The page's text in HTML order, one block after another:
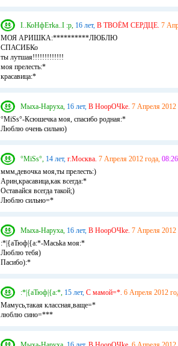
I..КоНфЕтkа..I :p, 16 лет, В ТВОЁМ СЕРДЦЕ. 7
МОЯ АРИШКА:**********ЛЮБЛЮ
СПАСИБКо
ты лутшая!!!!!!!!!!!!!
моя прелесть:*
красавица:*
Мыха-Наруха, 16 лет, В НоорОЧke. 7 Апреля 2012
°MiSs°-Ксюшечка моя, спасибо родная:*
Люблю очень сильно)
°MiSs°, 14 лет, г.Москва. 7 Апреля 2012 года,
ммм,девочка моя,ты прелесть:)
Арин,красавица,как всегда:*
Оставайся всегда такой;)
Люблю сильно=*
Мыха-Наруха, 16 лет, В НоорОЧke. 7 Апреля 2012
:*|{аТюф|{а:*-Масьkа моя:*
Люблю тебя)
Пасибо):*
:*|{аТюф|{а:*, 15 лет, С мамой=*. 6 Апреля 2012
Мамусь,такая классная,ваще=*
люблю сино=***